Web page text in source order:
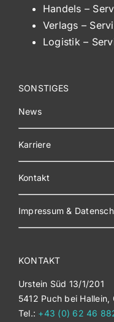
Handels –
Verlags –
Logistik –
SONSTIGES
News
Karriere
Kontakt
Impressum &
KONTAKT
Urstein Süd 13/1/201
5412 Puch bei Hallein,
Tel.: +43 (0) 62 46